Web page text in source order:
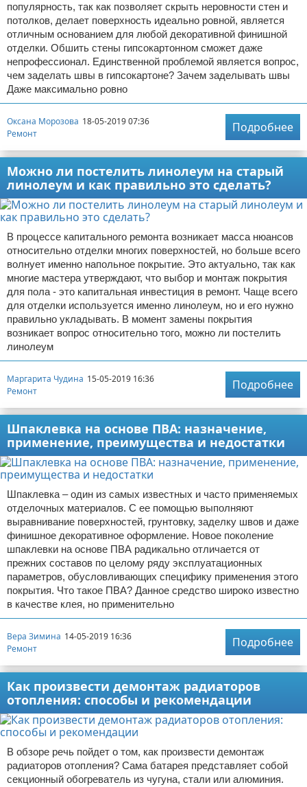
популярность, так как позволяет скрыть неровности стен и
потолков, делает поверхность идеально ровной, является
отличным основанием для любой декоративной финишной
отделки. Обшить стены гипсокартонном сможет даже
непрофессионал. Единственной проблемой является вопрос,
чем заделать швы в гипсокартоне? Зачем заделывать швы
Даже максимально ровно
Оксана Морозова 18-05-2019 07:36
Ремонт
Подробнее
Можно ли постелить линолеум на старый
линолеум и как правильно это сделать?
В процессе капитального ремонта возникает масса нюансов
относительно отделки многих поверхностей, но больше всего
волнует именно напольное покрытие. Это актуально, так как
многие мастера утверждают, что выбор и монтаж покрытия
для пола - это капитальная инвестиция в ремонт. Чаще всего
для отделки используется именно линолеум, но и его нужно
правильно укладывать. В момент замены покрытия
возникает вопрос относительно того, можно ли постелить
линолеум
Маргарита Чудина 15-05-2019 16:36
Ремонт
Подробнее
Шпаклевка на основе ПВА: назначение,
применение, преимущества и недостатки
Шпаклевка – один из самых известных и часто применяемых
отделочных материалов. С ее помощью выполняют
выравнивание поверхностей, грунтовку, заделку швов и даже
финишное декоративное оформление. Новое поколение
шпаклевки на основе ПВА радикально отличается от
прежних составов по целому ряду эксплуатационных
параметров, обусловливающих специфику применения этого
покрытия. Что такое ПВА? Данное средство широко известно
в качестве клея, но применительно
Вера Зимина 14-05-2019 16:36
Ремонт
Подробнее
Как произвести демонтаж радиаторов
отопления: способы и рекомендации
В обзоре речь пойдет о том, как произвести демонтаж
радиаторов отопления? Сама батарея представляет собой
секционный обогреватель из чугуна, стали или алюминия.